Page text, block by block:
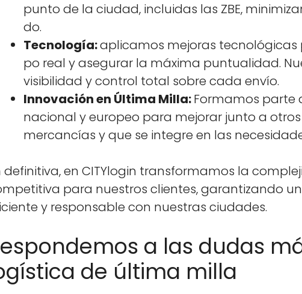
pun­to de la ciu­dad, inclu­idas las ZBE,
do.
Tec­nología:apli­camos mejo­ras
po real y ase­gu­rar la máx­i­ma pun­tu­al­i­dad.
vis­i­bil­i­dad y con­trol total sobre cada envío.
Inno­vación en Últi­ma Mil­la:For­mamos parte
nacional y europeo para mejo­rar jun­to a
mer­cancías y que se inte­gre en las
defin­i­ti­va, en CITY­lo­gin trans­for­mamos la
para nue­stros clientes, garan­ti­zan­do
y respon­s­able con nues­tras ciu­dades.
a las dudas
de última milla